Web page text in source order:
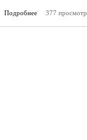
Подробнее
о
377